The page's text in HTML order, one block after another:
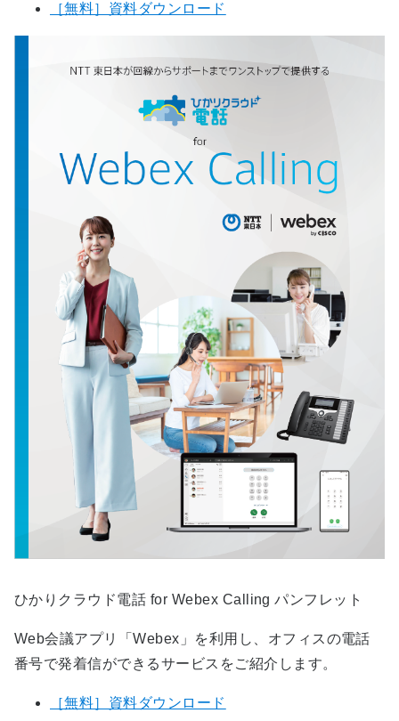
［無料］資料ダウンロード
ひかりクラウド電話 for Webex Calling パンフレット
Web会議アプリ「Webex」を利用し、オフィスの電話
番号で発着信ができるサービスをご紹介します。
［無料］資料ダウンロード